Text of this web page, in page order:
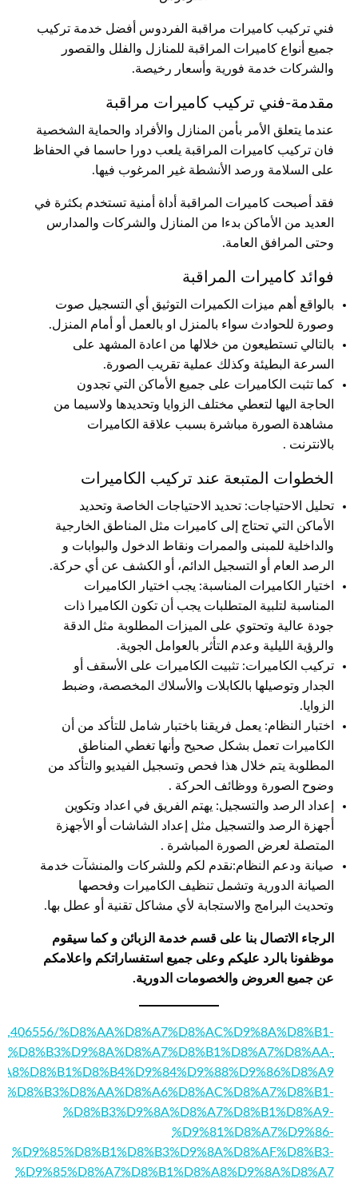
فني تركيب كاميرات مراقبة الفردوس أفضل خدمة تركيب
جميع أنواع كاميرات المراقبة للمنازل والفلل والقصور
والشركات خدمة فورية وأسعار رخيصة.
مقدمة-فني تركيب كاميرات مراقبة
عندما يتعلق الأمر بأمن المنازل والأفراد والحماية الشخصية
فان تركيب كاميرات المراقبة يلعب دورا حاسما في الحفاظ
على السلامة ورصد الأنشطة غير المرغوب فيها.
فقد أصبحت كاميرات المراقبة أداة أمنية تستخدم بكثرة في
العديد من الأماكن بدءا من المنازل والشركات والمدارس
وحتى المرافق العامة.
فوائد كاميرات المراقبة
بالواقع أهم ميزات الكميرات التوثيق أي التسجيل صوت
وصورة للحوادث سواء بالمنزل او بالعمل أو أمام المنزل.
بالتالي تستطيعون من خلالها من اعادة المشهد على
السرعة البطيئة وكذلك عملية تقريب الصورة.
كما تثبت الكاميرات على جميع الأماكن التي تجدون
الحاجة اليها لتعطي مختلف الزوايا وتحديدها ولاسيما من
مشاهدة الصورة مباشرة بسبب علاقة الكاميرات
بالانترنت .
الخطوات المتبعة عند تركيب الكاميرات
تحليل الاحتياجات: تحديد الاحتياجات الخاصة وتحديد
الأماكن التي تحتاج إلى كاميرات مثل المناطق الخارجية
والداخلية للمبنى والممرات ونقاط الدخول والبوابات و
الرصد العام أو التسجيل الدائم، أو الكشف عن أي حركة.
اختيار الكاميرات المناسبة: يجب اختيار الكاميرات
المناسبة لتلبية المتطلبات يجب أن تكون الكاميرا ذات
جودة عالية وتحتوي على الميزات المطلوبة مثل الدقة
والرؤية الليلية وعدم التأثر بالعوامل الجوية.
تركيب الكاميرات: تثبيت الكاميرات على الأسقف أو
الجدار وتوصيلها بالكابلات والأسلاك المخصصة، وضبط
الزوايا.
اختبار النظام: يعمل فريقنا باختبار شامل للتأكد من أن
الكاميرات تعمل بشكل صحيح وأنها تغطي المناطق
المطلوبة يتم خلال هذا فحص وتسجيل الفيديو والتأكد من
وضوح الصورة ووظائف الحركة .
إعداد الرصد والتسجيل: يهتم الفريق في اعداد وتكوين
أجهزة الرصد والتسجيل مثل إعداد الشاشات أو الأجهزة
المتصلة لعرض الصورة المباشرة .
صيانة ودعم النظام:نقدم لكم وللشركات والمنشآت خدمة
الصيانة الدورية وتشمل تنظيف الكاميرات وفحصها
وتحديث البرامج والاستجابة لأي مشاكل تقنية أو عطل بها.
الرجاء الاتصال بنا على قسم خدمة الزبائن و كما سيقوم
موظفونا بالرد عليكم وعلى جميع استفساراتكم واعلامكم
عن جميع العروض والخصومات الدورية.
%D8%AA%D8%A7%D8%AC%D9%8A%D8%B1-
%D8%B3%D9%8A%D8%A7%D8%B1%D8%A7%D8%AA-
%D8%B3%D9%8A%D8%A7%D8%B1%D8%A9-
%D9%81%D8%A7%D9%86-
%D9%85%D8%B1%D8%B3%D9%8A%D8%AF%D8%B3-
%D9%85%D8%A7%D8%B1%D8%A8%D9%8A%D8%A7